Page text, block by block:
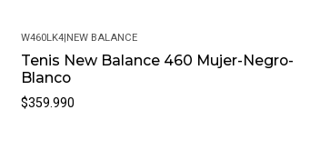
W460LK4|NEW BALANCE
Tenis New Balance 460 Mujer-Negro-
Blanco
$359.990